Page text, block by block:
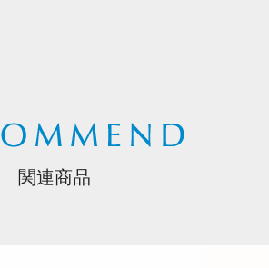
関連商品